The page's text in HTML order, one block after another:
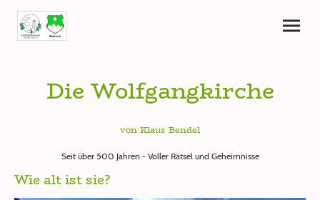
Die Wolfgangkirche
von Klaus Bendel
Seit über 500 Jahren - Voller Rätsel und Geheimnisse
Wie alt ist sie?